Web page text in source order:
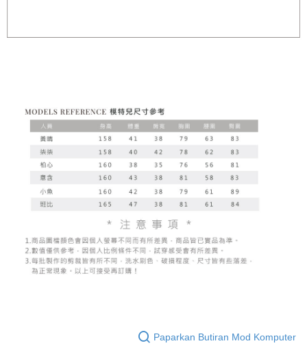
Paparkan Butiran Mod Komputer